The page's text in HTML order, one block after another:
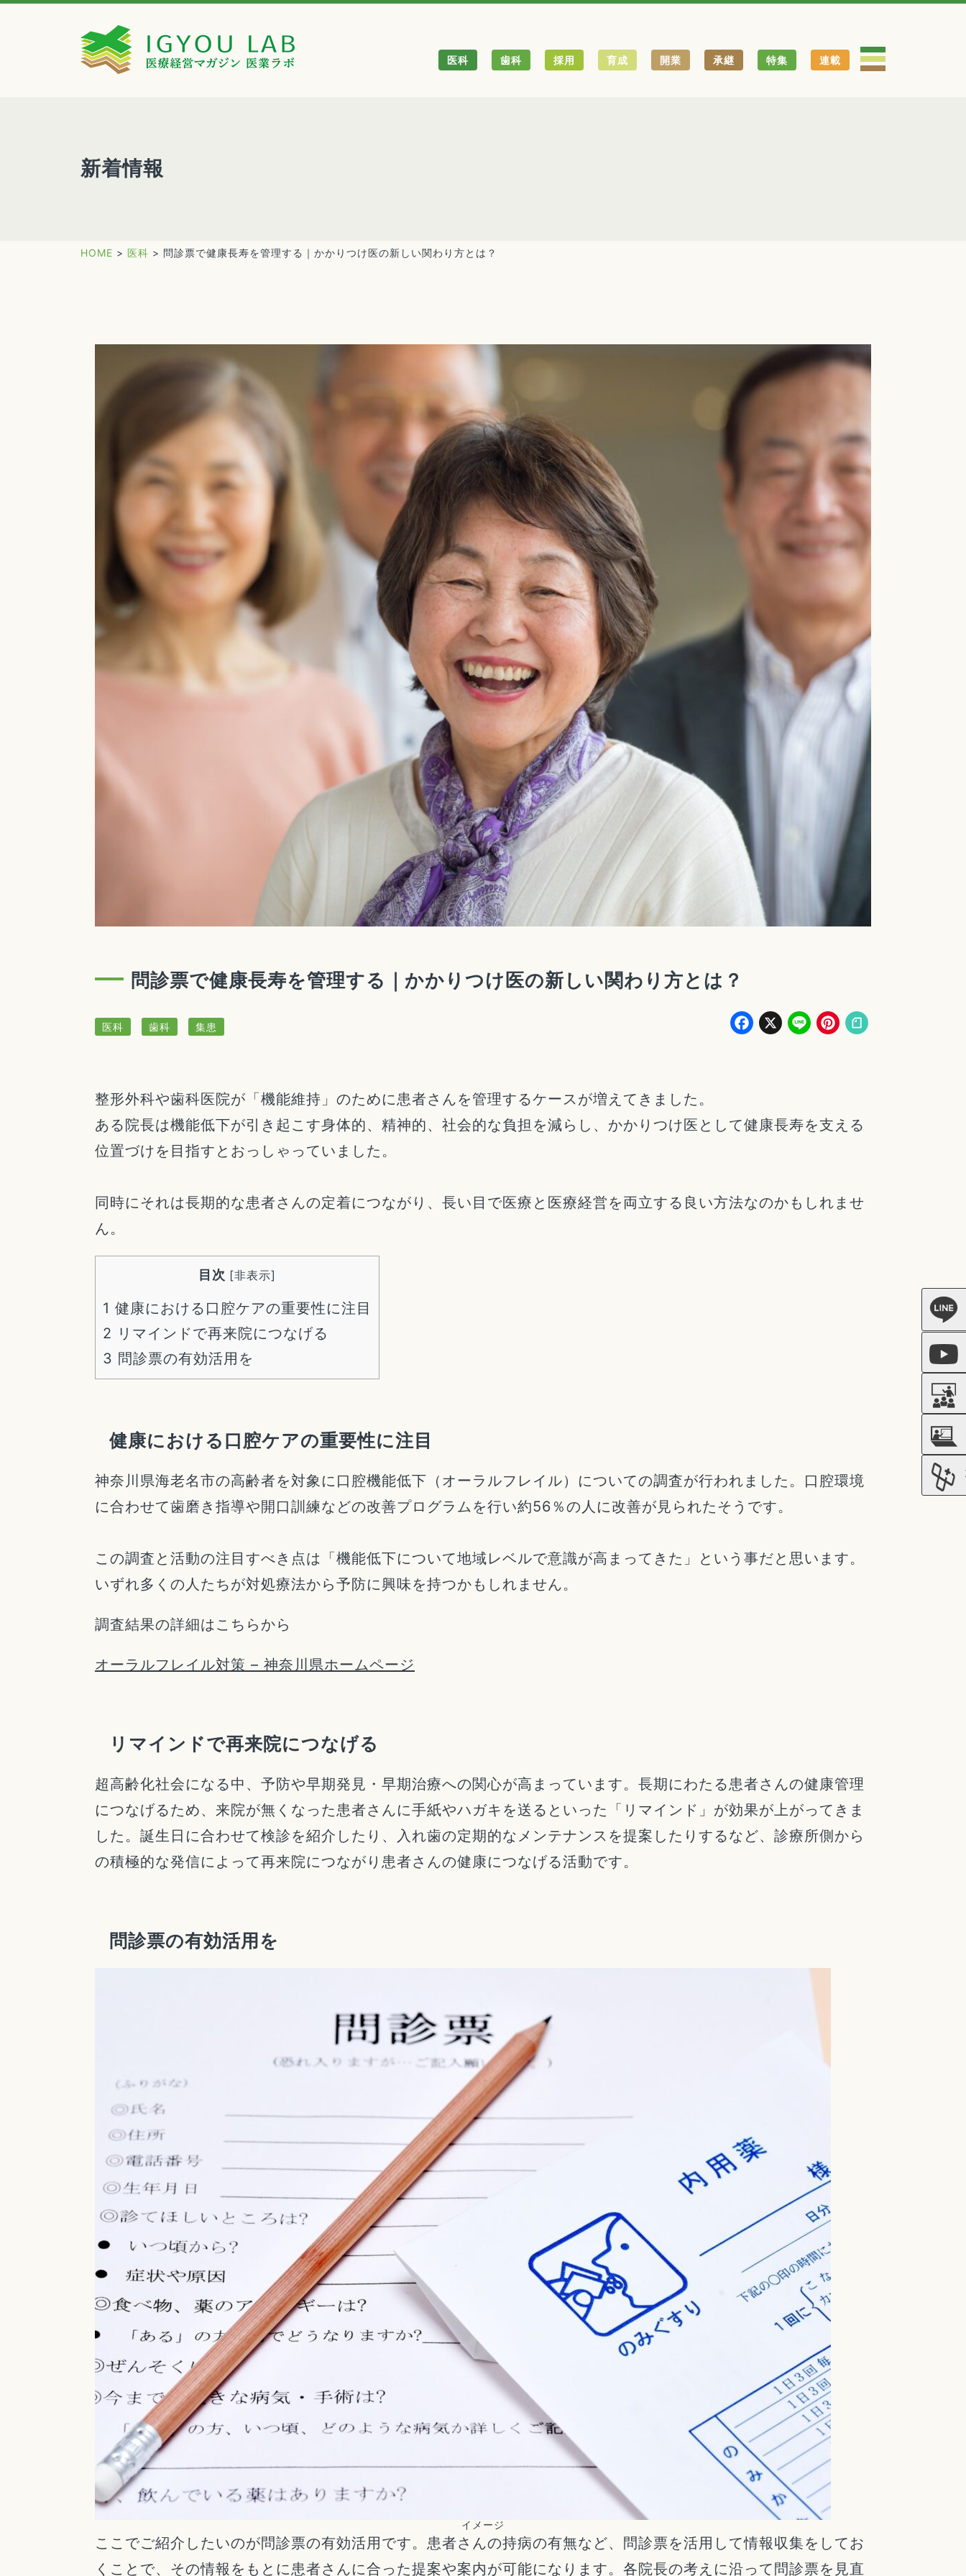
医科 歯科 採用 育成 開業 承継 特集 連載
新着情報
HOME > 医科 > 問診票で健康長寿を管理する｜かかりつけ医の新しい関わり方とは？
問診票で健康長寿を管理する｜かかりつけ医の新しい関わり方とは？
医科 歯科 集患 Facebook
X LinePinterest
整形外科や歯科医院が「機能維持」のために患者さんを管理するケースが増えてきました。
ある院長は機能低下が引き起こす身体的、精神的、社会的な負担を減らし、かかりつけ医として健康長寿を支える
位置づけを目指すとおっしゃっていました。
同時にそれは長期的な患者さんの定着につながり、長い目で医療と医療経営を両立する良い方法なのかもしれませ
ん。
目次 [非表示]
1 健康における口腔ケアの重要性に注目
2 リマインドで再来院につなげる
3 問診票の有効活用を
健康における口腔ケアの重要性に注目
神奈川県海老名市の高齢者を対象に口腔機能低下（オーラルフレイル）についての調査が行われました。口腔環境
に合わせて歯磨き指導や開口訓練などの改善プログラムを行い約56％の人に改善が見られたそうです。
この調査と活動の注目すべき点は「機能低下について地域レベルで意識が高まってきた」という事だと思います。
いずれ多くの人たちが対処療法から予防に興味を持つかもしれません。
調査結果の詳細はこちらから
オーラルフレイル対策 – 神奈川県ホームページ
リマインドで再来院につなげる
超高齢化社会になる中、予防や早期発見・早期治療への関心が高まっています。長期にわたる患者さんの健康管理
につなげるため、来院が無くなった患者さんに手紙やハガキを送るといった「リマインド」が効果が上がってきま
した。誕生日に合わせて検診を紹介したり、入れ歯の定期的なメンテナンスを提案したりするなど、診療所側から
の積極的な発信によって再来院につながり患者さんの健康につなげる活動です。
問診票の有効活用を
イメージ
ここでご紹介したいのが問診票の有効活用です。患者さんの持病の有無など、問診票を活用して情報収集をしてお
くことで、その情報をもとに患者さんに合った提案や案内が可能になります。各院長の考えに沿って問診票を見直